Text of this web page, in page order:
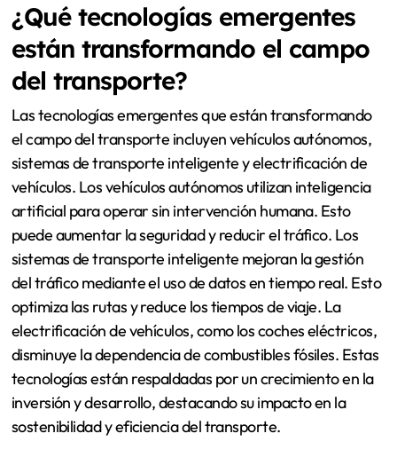
¿Qué tecnologías emergentes
están transformando el campo
del transporte?
Las tecnologías emergentes que están transformando
el campo del transporte incluyen vehículos autónomos,
sistemas de transporte inteligente y electrificación de
vehículos. Los vehículos autónomos utilizan inteligencia
artificial para operar sin intervención humana. Esto
puede aumentar la seguridad y reducir el tráfico. Los
sistemas de transporte inteligente mejoran la gestión
del tráfico mediante el uso de datos en tiempo real. Esto
optimiza las rutas y reduce los tiempos de viaje. La
electrificación de vehículos, como los coches eléctricos,
disminuye la dependencia de combustibles fósiles. Estas
tecnologías están respaldadas por un crecimiento en la
inversión y desarrollo, destacando su impacto en la
sostenibilidad y eficiencia del transporte.